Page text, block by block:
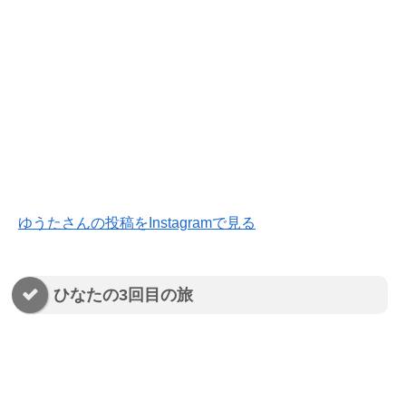
ゆうたさんの投稿をInstagramで見る
ひなたの3回目の旅